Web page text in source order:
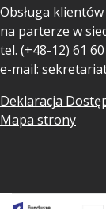
Obsługa
na parterze w
tel. (+48-12) 61
e-mail:
Deklaracja
Mapa strony